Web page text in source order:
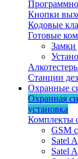
Кнопки
Кодовые
Готовые
Замки
Станции
Охранные
Охранная
установка
Комплекты
GSM
Satel
Satel